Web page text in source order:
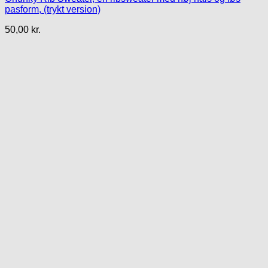
pasform, (trykt version)
50,00 kr.